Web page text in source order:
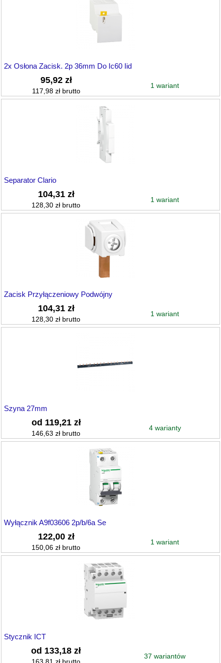
2x Osłona Zacisk. 2p 36mm Do Ic60 Iid
95,92 zł
117,98 zł brutto
1 wariant
Separator Clario
104,31 zł
128,30 zł brutto
1 wariant
Zacisk Przyłączeniowy Podwójny
104,31 zł
128,30 zł brutto
1 wariant
Szyna 27mm
od 119,21 zł
146,63 zł brutto
4 warianty
Wyłącznik A9f03606 2p/b/6a Se
122,00 zł
150,06 zł brutto
1 wariant
Stycznik ICT
od 133,18 zł
37 wariantów